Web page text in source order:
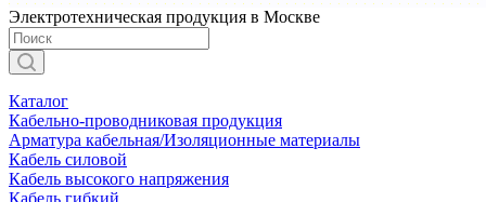
Электротехническая продукция в Москве
Каталог
Кабельно-проводниковая продукция
Арматура кабельная/Изоляционные материалы
Кабель силовой
Кабель высокого напряжения
Кабель гибкий